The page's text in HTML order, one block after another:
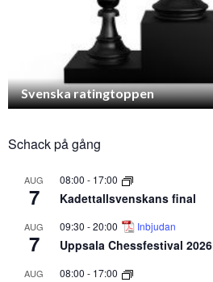
Svenska ratingtoppen
Schack på gång
AUG
7
08:00 - 17:00
Kadettallsvenskans final
AUG
7
09:30 -20:00 Inbjudan
Uppsala Chessfestival 2026
AUG 08:00 - 17:00